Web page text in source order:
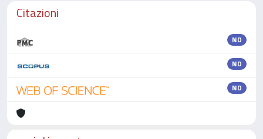
Citazioni
ND
ND
ND